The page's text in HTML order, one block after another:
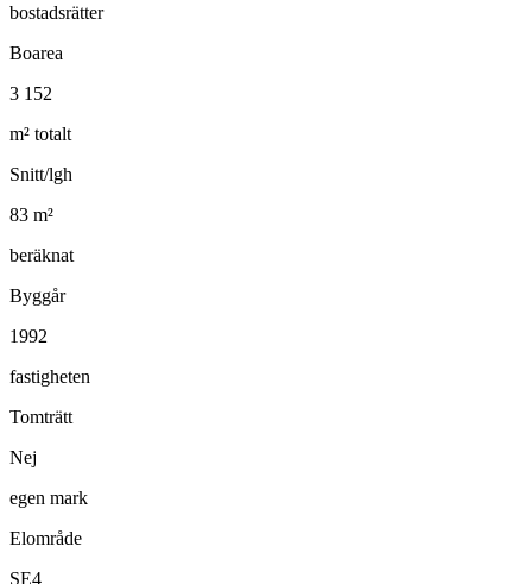
bostadsrätter
Boarea
3 152
m² totalt
Snitt/lgh
83 m²
beräknat
Byggår
1992
fastigheten
Tomträtt
Nej
egen mark
Elområde
SE4